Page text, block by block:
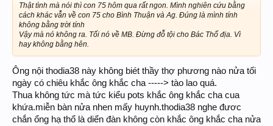
Thật tình mà nói thì con 75 hôm qua rất ngon. Mình nghiên cứu bằng
cách khác vẫn về con 75 cho Bình Thuận và Ag. Đúng là mình tính
không bằng trời tính
Vậy mà nó không ra. Tối nó về MB. Đừng đỗ tội cho Bác Thổ địa. Vì
hay không bằng hên.
Ông nội thodia38 này không biét thầy thợ phương nào nửa tối
ngày có chiêu khắc ông khắc cha -----> tào lao quá.
Thua không tức mà tức kiểu pots khắc ông khắc cha cua
khứa.miễn bàn nửa nhen mấy huynh.thodia38 nghe đươc
chắn ổng hạ thổ là diển đàn không còn khắc ông khắc cha nửa